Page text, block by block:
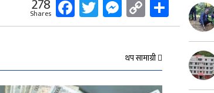
278
Shares Facebook
Twitter
Messenger
Copy
Link
Share
थप सामाग्री